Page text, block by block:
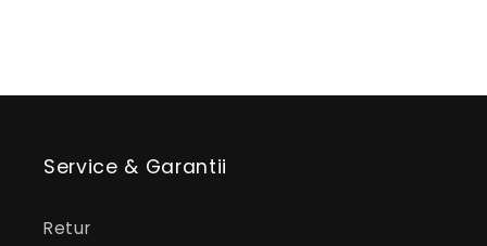
Service & Garantii
Retur